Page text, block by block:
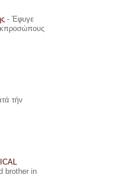
- Έφυγε
τήν
brother in